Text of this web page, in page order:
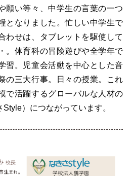
願い等々、中学生の言葉の一つ
となりました。忙しい中学生で
わせは、タブレットを駆使して
。体育科の冒険遊びや全学年で
習。児童会活動を中心とした音
の三大行事。日々の授業。これ
で活躍するグローバルな人材の
）につながっています。